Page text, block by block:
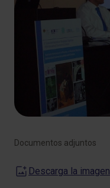
Documentos adjuntos
Descarga la imagen